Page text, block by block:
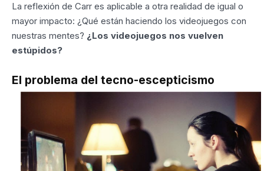
La reflexión de Carr es aplicable a otra realidad de igual o
mayor impacto: ¿Qué están haciendo los videojuegos con
nuestras mentes? ¿Los videojuegos nos vuelven
estúpidos?
El problema del tecno-escepticismo